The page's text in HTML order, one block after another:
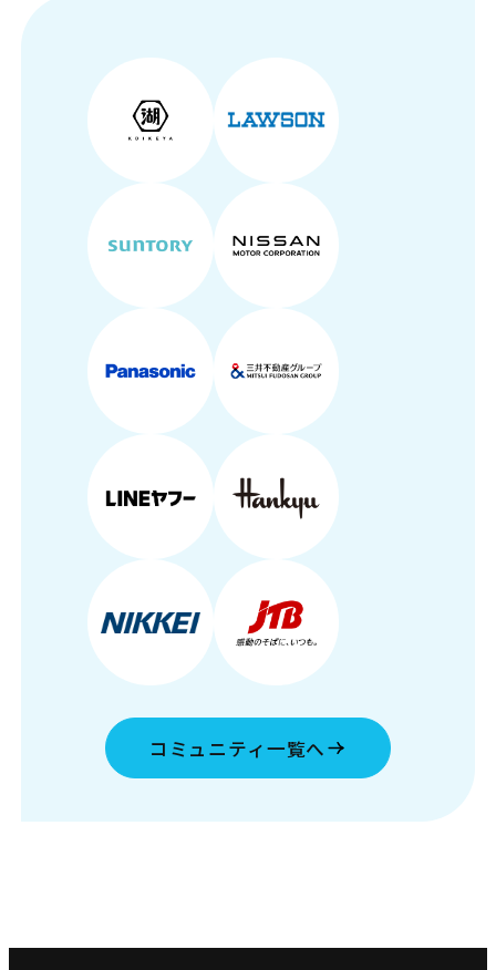
コミュニティ一覧へ